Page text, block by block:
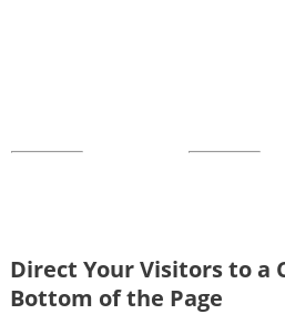
Direct Your Visitors to a
Bottom of the Page